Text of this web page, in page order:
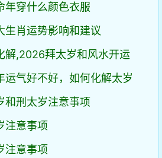
年穿什么颜色衣服
肖运势影响和建议
解,2026拜太岁和风水开运
气好不好，如何化解太岁
和刑太岁注意事项
注意事项
注意事项